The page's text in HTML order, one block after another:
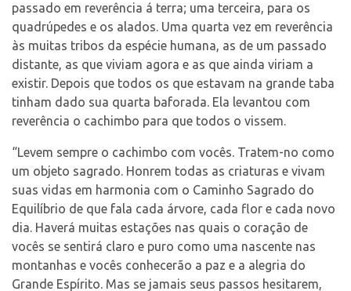
passado em reverência á terra; uma terceira, para os
quadrúpedes e os alados. Uma quarta vez em reverência
às muitas tribos da espécie humana, as de um passado
distante, as que viviam agora e as que ainda viriam a
existir. Depois que todos os que estavam na grande taba
tinham dado sua quarta baforada. Ela levantou com
reverência o cachimbo para que todos o vissem.
“Levem sempre o cachimbo com vocês. Tratem-no como
um objeto sagrado. Honrem todas as criaturas e vivam
suas vidas em harmonia com o Caminho Sagrado do
Equilíbrio de que fala cada árvore, cada flor e cada novo
dia. Haverá muitas estações nas quais o coração de
vocês se sentirá claro e puro como uma nascente nas
montanhas e vocês conhecerão a paz e a alegria do
Grande Espírito. Mas se jamais seus passos hesitarem,